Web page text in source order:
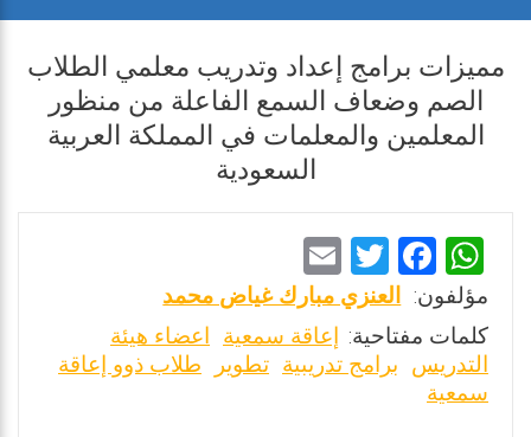
مميزات برامج إعداد وتدريب معلمي الطلاب
الصم وضعاف السمع الفاعلة من منظور
المعلمين والمعلمات في المملكة العربية
السعودية
W
h
at
s
A
F
a
ce
b
T
wi
tt
er
m
ai
l
مؤلفون: العنزي مبارك غياض محمد
كلمات مفتاحية: إعاقة سمعية اعضاء هيئة
التدريس برامج تدريبية تطوير طلاب ذوو إعاقة
سمعية